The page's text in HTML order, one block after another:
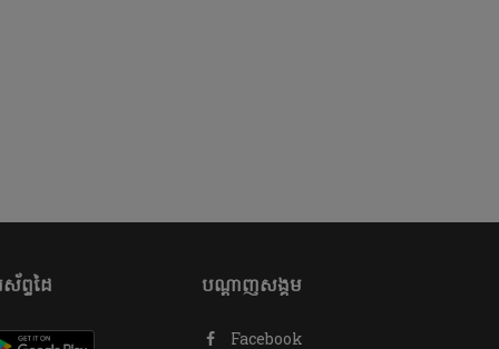
ព្ទដៃ បណ្តាញសង្គម
Facebook